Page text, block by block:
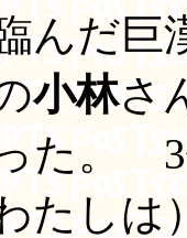
んだ巨
小林さ
た。
わたし